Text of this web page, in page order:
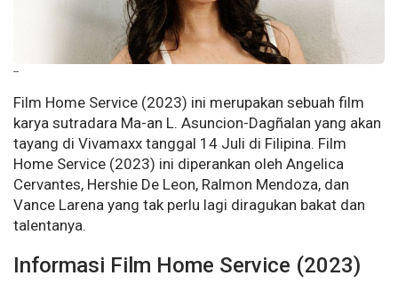
--
Film Home Service (2023) ini merupakan sebuah film
karya sutradara Ma-an L. Asuncion-Dagñalan yang akan
tayang di Vivamaxx tanggal 14 Juli di Filipina. Film
Home Service (2023) ini diperankan oleh Angelica
Cervantes, Hershie De Leon, Ralmon Mendoza, dan
Vance Larena yang tak perlu lagi diragukan bakat dan
talentanya.
Informasi Film Home Service (2023)